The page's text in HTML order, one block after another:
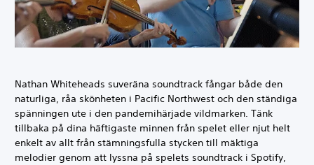
Nathan Whiteheads suveräna soundtrack fångar både den
naturliga, råa skönheten i Pacific Northwest och den ständiga
spänningen ute i den pandemihärjade vildmarken. Tänk
tillbaka på dina häftigaste minnen från spelet eller njut helt
enkelt av allt från stämningsfulla stycken till mäktiga
melodier genom att lyssna på spelets soundtrack i Spotify,